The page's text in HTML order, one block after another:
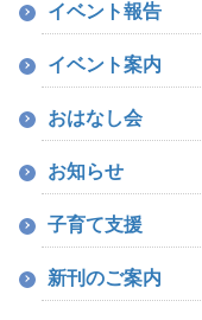
イベント報告
イベント案内
おはなし会
お知らせ
子育て支援
新刊のご案内